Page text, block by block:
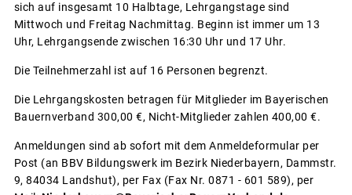
sich auf insgesamt 10 Halbtage, Lehrgangstage sind
Mittwoch und Freitag Nachmittag. Beginn ist immer um 13
Uhr, Lehrgangsende zwischen 16:30 Uhr und 17 Uhr.
Die Teilnehmerzahl ist auf 16 Personen begrenzt.
Die Lehrgangskosten betragen für Mitglieder im Bayerischen
Bauernverband 300,00 €, Nicht-Mitglieder zahlen 400,00 €.
Anmeldungen sind ab sofort mit dem Anmeldeformular per
Post (an BBV Bildungswerk im Bezirk Niederbayern, Dammstr.
9, 84034 Landshut), per Fax (Fax Nr. 0871 - 601 589), per